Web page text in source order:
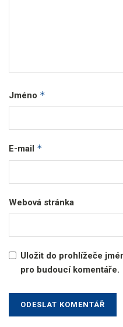
Jméno *
E-mail *
Webová stránka
Uložit do prohlížeče
pro budoucí komentáře.